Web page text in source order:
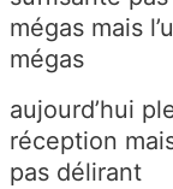
mégas mais
mégas
aujourd’hui
réception
pas délirant